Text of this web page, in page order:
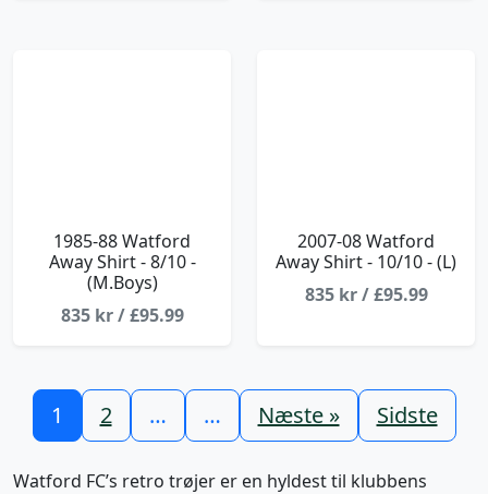
1985-88 Watford
Away Shirt - 8/10 -
(M.Boys)
835 kr / £95.99
2007-08 Watford
Away Shirt - 10/10 - (L)
835 kr / £95.99
1 2 … … Næste » Sidste
Watford FC’s retro trøjer er en hyldest til klubbens